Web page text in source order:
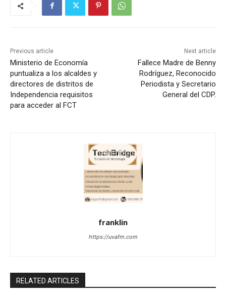
Previous article
Ministerio de Economía
puntualiza a los alcaldes y
directores de distritos de
Independencia requisitos
para acceder al FCT
Next article
Fallece Madre de Benny
Rodríguez, Reconocido
Periodista y Secretario
General del CDP.
franklin
https://uvafm.com
RELATED ARTICLES